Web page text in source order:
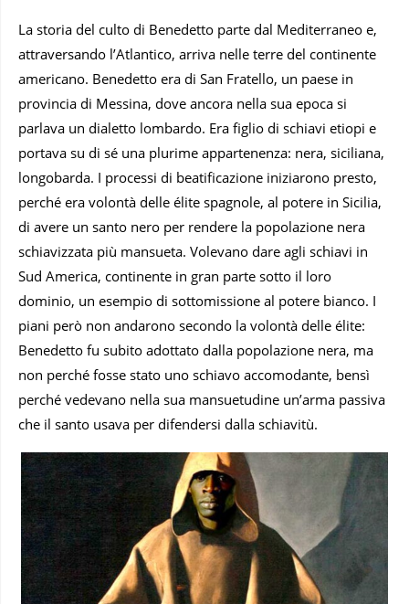
La storia del culto di Benedetto parte dal Mediterraneo e,
attraversando l’Atlantico, arriva nelle terre del continente
americano. Benedetto era di San Fratello, un paese in
provincia di Messina, dove ancora nella sua epoca si
parlava un dialetto lombardo. Era figlio di schiavi etiopi e
portava su di sé una plurime appartenenza: nera, siciliana,
longobarda. I processi di beatificazione iniziarono presto,
perché era volontà delle élite spagnole, al potere in Sicilia,
di avere un santo nero per rendere la popolazione nera
schiavizzata più mansueta. Volevano dare agli schiavi in
Sud America, continente in gran parte sotto il loro
dominio, un esempio di sottomissione al potere bianco. I
piani però non andarono secondo la volontà delle élite:
Benedetto fu subito adottato dalla popolazione nera, ma
non perché fosse stato uno schiavo accomodante, bensì
perché vedevano nella sua mansuetudine un’arma passiva
che il santo usava per difendersi dalla schiavitù.